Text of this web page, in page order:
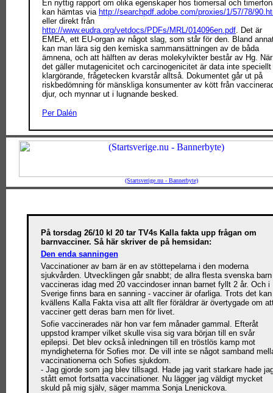
En nyttig rapport om olika egenskaper hos tiomersal och
kan hämtas via http://searchpdf.adobe.com/proxies/1/57/78/
eller direkt från
http://www.eudra.org/vetdocs/PDFs/MRL/014096en.pdf. Det är
EMEA, ett EU-organ av något slag, som står för den. Bland
kan man lära sig den kemiska sammansättningen av de båda
ämnena, och att hälften av deras molekylvikter består av Hg. När
det gäller mutagenicitet och carcinogenicitet är data inte speciellt
klargörande, frågetecken kvarstår alltså. Dokumentet går ut på
riskbedömning för mänskliga konsumenter av kött från
djur, och mynnar ut i lugnande besked.
Per Dalén
(Startsverige.nu - Bannerbyte)
På torsdag 26/10 kl 20 tar TV4s Kalla fakta upp frågan om
barnvacciner. Så här skriver de på hemsidan:
Den enda sanningen
Vaccinationer av barn är en av stöttepelarna i den moderna
sjukvården. Utvecklingen går snabbt; de allra flesta svenska barn
vaccineras idag med 20 vaccindoser innan barnet fyllt 2 år. Och i
Sverige finns bara en sanning - vacciner är ofarliga. Trots det kan
kvällens Kalla Fakta visa att allt fler föräldrar är övertygade om
vacciner gett deras barn men för livet.
Sofie vaccinerades när hon var fem månader gammal. Efteråt
uppstod kramper vilket skulle visa sig vara början till en svår
epilepsi. Det blev också inledningen till en tröstlös kamp mot
myndigheterna för Sofies mor. De vill inte se något samband
vaccinationerna och Sofies sjukdom.
- Jag gjorde som jag blev tillsagd. Hade jag varit starkare hade
stått emot fortsatta vaccinationer. Nu lägger jag väldigt mycket
skuld på mig själv, säger mamma Sonja Lnenickova.